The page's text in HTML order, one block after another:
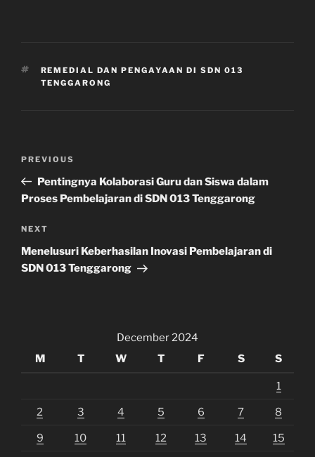
TAGS
REMEDIAL DAN PENGAYAAN DI SDN 013
TENGGARONG
Previous
Post
PREVIOUS
Pentingnya Kolaborasi Guru dan Siswa dalam
Proses Pembelajaran di SDN 013 Tenggarong
Next
Post
NEXT
Menelusuri Keberhasilan Inovasi Pembelajaran di
SDN 013 Tenggarong
December 2024
M
T W T F S S
1
2 3 4 5 6 7 8
9 10 11 12 13 14 15